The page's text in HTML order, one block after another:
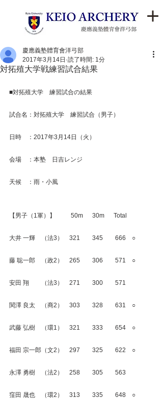
対拓殖大学戦練習試合結果
慶應義塾體育會洋弓部
2017年3月14日 読了時間: 1分
■対拓殖大学　練習試合の結果
試合名：対拓殖大学　練習試合（男子）
日時　：2017年3月14日（火）
会場　：本塾　日吉レンジ
天候　：雨・小風
【男子（1軍）】　　  50m　  30m　  Total
大井 一輝　（法3）　321　　345　　666　○
藤 聡一郎　（政2）　265　　306　　571　○
安田 翔　　（法3）　271　　300　　571
関澤 良太　（商2）　303　　328　　631　○
武藤 弘樹　（環1）　321　　333　　654　○
福田 宗一郎（文2）　297　　325　　622　○
永澤 勇樹　（法2）　258　　305　　563
窪田 晟也　（環2）　313　　335　　648　○